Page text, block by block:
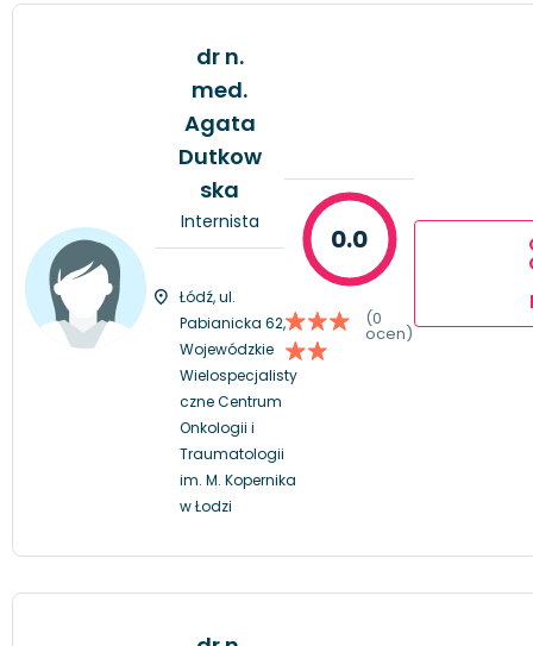
dr n.
med.
Agata
Dutkow
ska
Internista
Łódź, ul.
Pabianicka 62,
Wojewódzkie
Wielospecjalisty
czne Centrum
Onkologii i
Traumatologii
im. M. Kopernika
w Łodzi
0.0
(0
ocen)